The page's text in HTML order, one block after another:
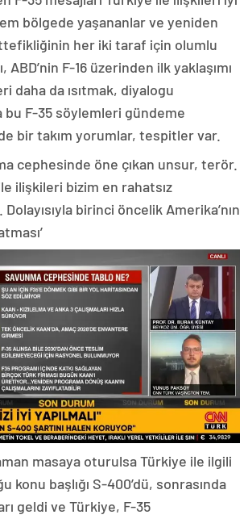
bölgede yaşananlar ve yeniden
her iki taraf için olumlu
ABD’nin F-16 üzerinden ilk yaklaşımı
daha da ısıtmak, diyalogu
bu F-35 söylemleri gündeme
bir takım yorumlar, tespitler var.
cephesinde öne çıkan unsur, terör.
ilişkileri bizim en rahatsız
birinci öncelik Amerika’nın
masaya oturulsa Türkiye ile ilgili
konu başlığı S-400’dü, sonrasında
geldi ve Türkiye, F-35